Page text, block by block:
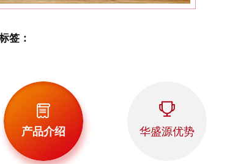
签：
产品介绍 华盛源优势